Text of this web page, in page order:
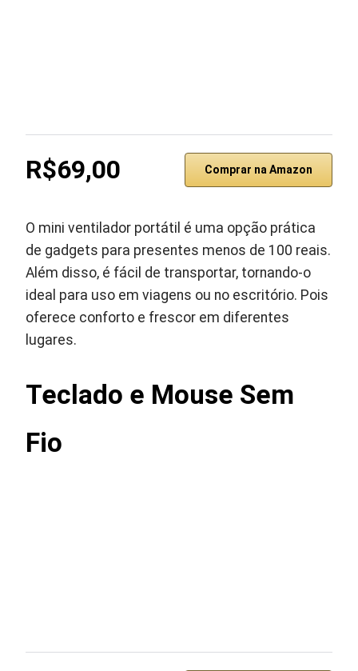
R$69,00 Comprar na Amazon
O mini ventilador portátil é uma opção prática
de gadgets para presentes menos de 100 reais.
Além disso, é fácil de transportar, tornando-o
ideal para uso em viagens ou no escritório. Pois
oferece conforto e frescor em diferentes
lugares.
Teclado e Mouse Sem
Fio